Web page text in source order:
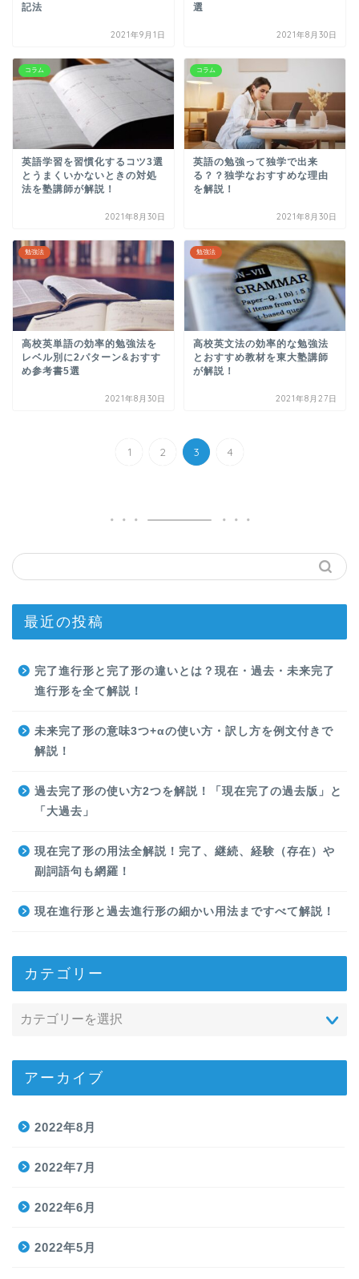
記法
2021年9月1日
選
2021年8月30日
コラム
英語学習を習慣化するコツ3選
とうまくいかないときの対処
法を塾講師が解説！
2021年8月30日
コラム
英語の勉強って独学で出来
る？？独学なおすすめな理由
を解説！
2021年8月30日
勉強法
高校英単語の効率的勉強法を
レベル別に2パターン&おすす
め参考書5選
2021年8月30日
勉強法
高校英文法の効率的な勉強法
とおすすめ教材を東大塾講師
が解説！
2021年8月27日
1 2 3 4
最近の投稿
完了進行形と完了形の違いとは？現在・過去・未来完了
進行形を全て解説！
未来完了形の意味3つ+αの使い方・訳し方を例文付きで
解説！
過去完了形の使い方2つを解説！「現在完了の過去版」と
「大過去」
現在完了形の用法全解説！完了、継続、経験（存在）や
副詞語句も網羅！
現在進行形と過去進行形の細かい用法まですべて解説！
カテゴリー
アーカイブ
2022年8月
2022年7月
2022年6月
2022年5月